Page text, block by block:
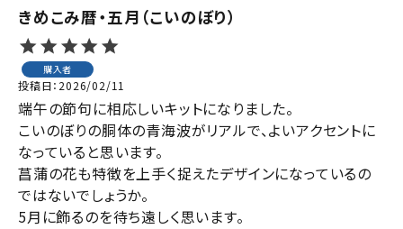
きめこみ暦・五月（こいのぼり）
購入者
投稿日 2026/02/11
端午の節句に相応しいキットになりました。
こいのぼりの胴体の青海波がリアルで、よいアクセントに
なっていると思います。
菖蒲の花も特徴を上手く捉えたデザインになっているの
ではないでしょうか。
5月に飾るのを待ち遠しく思います。